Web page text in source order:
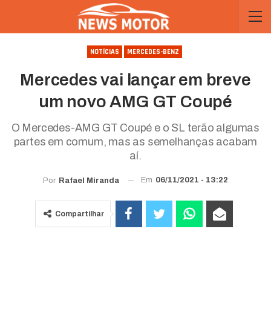
NOTÍCIAS MERCEDES-BENZ
Mercedes vai lançar em breve
um novo AMG GT Coupé
O Mercedes-AMG GT Coupé e o SL terão algumas
partes em comum, mas as semelhanças acabam
aí.
Por Rafael Miranda Em 06/11/2021 - 13:22
Compartilhar